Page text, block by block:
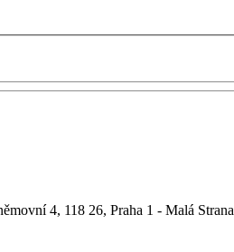
4, 118 26, Praha 1 - Malá Strana